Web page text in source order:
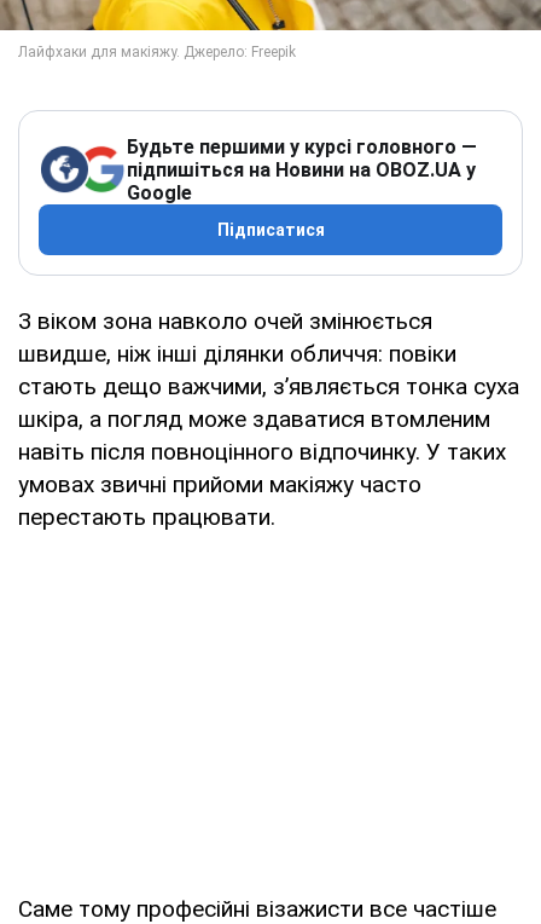
Будьте першими у курсі головного —
підпишіться на Новини на OBOZ.UA у
Google
Підписатися
З віком зона навколо очей змінюється
швидше, ніж інші ділянки обличчя: повіки
стають дещо важчими, з’являється тонка суха
шкіра, а погляд може здаватися втомленим
навіть після повноцінного відпочинку. У таких
умовах звичні прийоми макіяжу часто
перестають працювати.
Саме тому професійні візажисти все частіше